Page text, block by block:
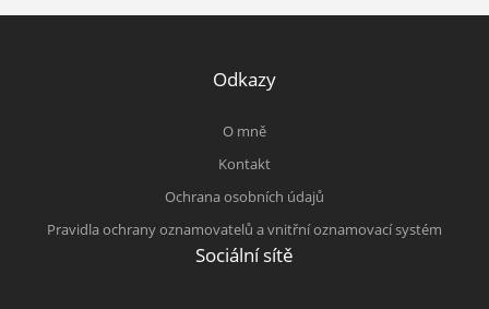
Odkazy
O mně
Kontakt
Ochrana osobních údajů
Pravidla ochrany oznamovatelů a vnitřní oznamovací systém
Sociální sítě